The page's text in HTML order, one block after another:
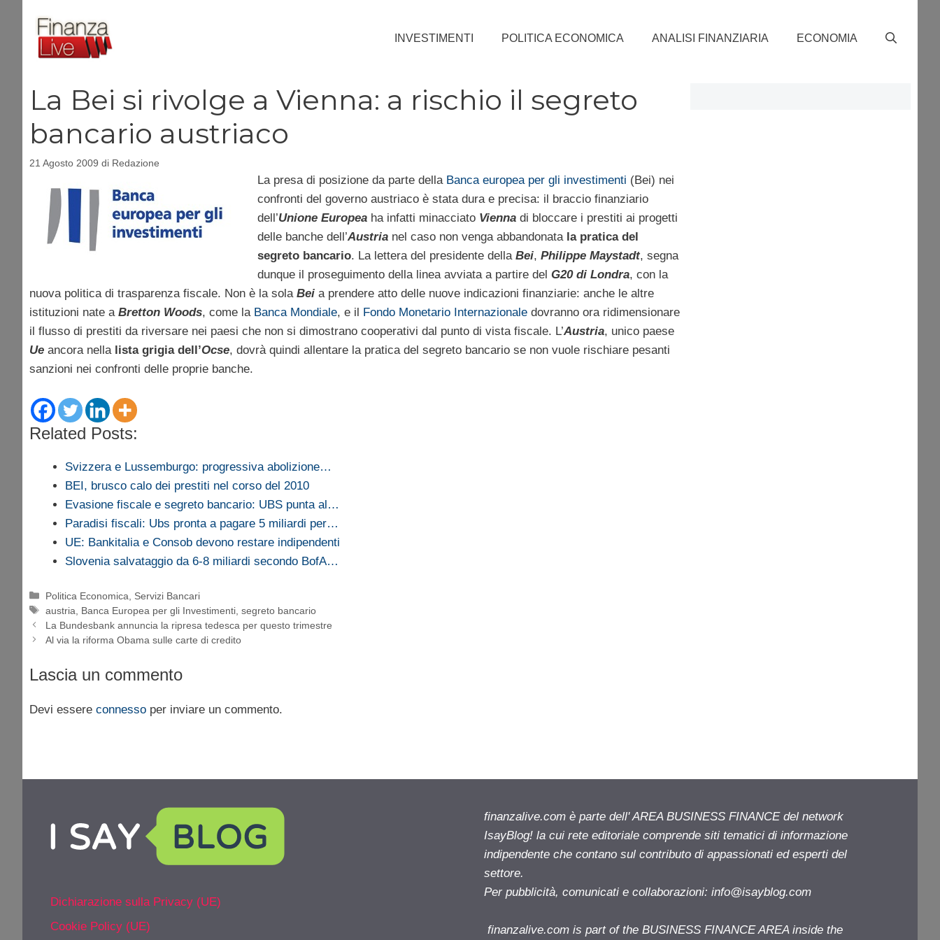
contenuto
INVESTIMENTI POLITICA ECONOMICA ANALISI FINANZIARIA ECONOMIA
La Bei si rivolge a Vienna: a rischio il segreto
bancario austriaco
21 Agosto 2009 di Redazione
La presa di posizione da parte della Banca europea per gli investimenti (Bei) nei
confronti del governo austriaco è stata dura e precisa: il braccio finanziario
dell’Unione Europeaha infatti minacciato Viennadi bloccare i prestiti ai progetti
delle banche dell’Austrianel caso non venga abbandonata la pratica del
segreto bancario. La lettera del presidente della Bei, Philippe Maystadt, segna
dunque il proseguimento della linea avviata a partire del G20 di Londra, con la
nuova politica di trasparenza fiscale. Non è la sola Bei a prendere atto delle nuove indicazioni finanziarie: anche le altre
istituzioni nate a Bretton Woods, come la Banca Mondiale, e il Fondo Monetario Internazionale dovranno ora ridimensionare
il flusso di prestiti da riversare nei paesi che non si dimostrano cooperativi dal punto di vista fiscale. L’Austria, unico paese
Ue ancora nella lista grigia dell’Ocse, dovrà quindi allentare la pratica del segreto bancario se non vuole rischiare pesanti
sanzioni nei confronti delle proprie banche.
Related Posts:
Svizzera e Lussemburgo: progressiva abolizione…
BEI, brusco calo dei prestiti nel corso del 2010
Evasione fiscale e segreto bancario: UBS punta al…
Paradisi fiscali: Ubs pronta a pagare 5 miliardi per…
UE: Bankitalia e Consob devono restare indipendenti
Slovenia salvataggio da 6-8 miliardi secondo BofA…
Categorie
Politica Economica
Servizi Bancari
Tag
austria Banca Europea per gli Investimenti ,segreto bancario
La Bundesbank annuncia la ripresa tedesca per questo trimestre
Al via la riforma Obama sulle carte di credito
Lascia un commento
Devi essere connesso per inviare un commento.
Dichiarazione sulla Privacy (UE)
Cookie Policy (UE)
finanzalive.com è parte dell' AREA BUSINESS FINANCE del network
IsayBlog! la cui rete editoriale comprende siti tematici di informazione
indipendente che contano sul contributo di appassionati ed esperti del
settore.
Per pubblicità, comunicati e collaborazioni: info@isayblog.com
finanzalive.com is part of the BUSINESS FINANCE AREA inside the